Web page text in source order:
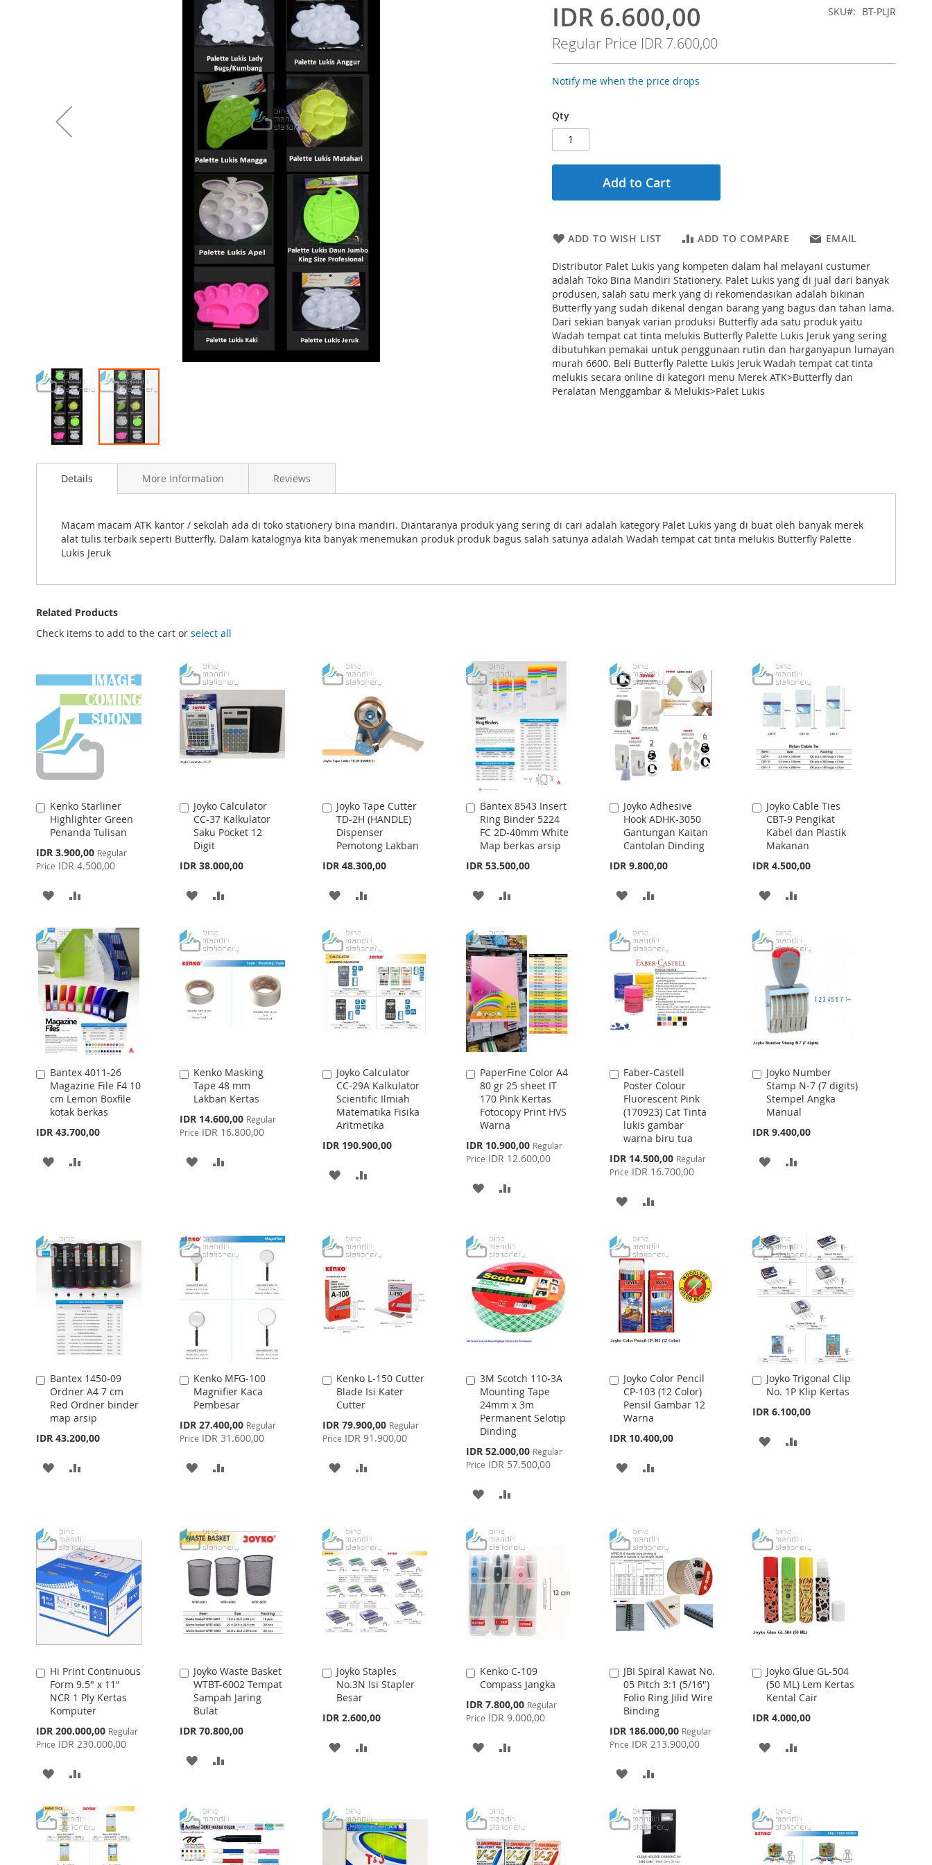
Special
Price
IDR 6.600,00
Regular Price IDR 7.600,00
SKU BT-PLJR
Notify me when the price drops
Qty
Add to Cart
ADD TO WISH LIST ADD TO COMPARE EMAIL
Distributor Palet Lukis yang kompeten dalam hal melayani custumer
adalah Toko Bina Mandiri Stationery. Palet Lukis yang di jual dari banyak
produsen, salah satu merk yang di rekomendasikan adalah bikinan
Butterfly yang sudah dikenal dengan barang yang bagus dan tahan lama.
Dari sekian banyak varian produksi Butterfly ada satu produk yaitu
Wadah tempat cat tinta melukis Butterfly Palette Lukis Jeruk yang sering
dibutuhkan pemakai untuk penggunaan rutin dan harganyapun lumayan
murah 6600. Beli Butterfly Palette Lukis Jeruk Wadah tempat cat tinta
melukis secara online di kategori menu Merek ATK>Butterfly dan
Peralatan Menggambar & Melukis>Palet Lukis
to
images
gallery
Details
Macam macam ATK kantor / sekolah ada di toko stationery bina mandiri. Diantaranya produk yang sering di cari adalah kategory Palet Lukis yang di buat oleh banyak merek
alat tulis terbaik seperti Butterfly. Dalam katalognya kita banyak menemukan produk produk bagus salah satunya adalah Wadah tempat cat tinta melukis Butterfly Palette
Lukis Jeruk
More Information Reviews
Related Products
Check items to add to the cart or select all
Kenko Starliner
Highlighter Green
Penanda Tulisan
Special
Price
IDR 3.900,00 Regular
Price IDR 4.500,00
Add
to
Cart
ADD
WISH
LIST
COMPARE
Joyko Calculator
CC-37 Kalkulator
Saku Pocket 12
Digit
IDR 38.000,00
Add
to
Cart
ADD
WISH
LIST
COMPARE
Joyko Tape Cutter
TD-2H (HANDLE)
Dispenser
Pemotong Lakban
IDR 48.300,00
Add
to
Cart
ADD
WISH
LIST
COMPARE
Bantex 8543 Insert
Ring Binder 5224
FC 2D-40mm White
Map berkas arsip
IDR 53.500,00
Add
to
Cart
ADD
WISHCOMPARE
Joyko Adhesive
Hook ADHK-3050
Gantungan Kaitan
Cantolan Dinding
IDR 9.800,00
Add
to
Cart
ADD
WISH
LIST
COMPARE
Joyko Cable Ties
CBT-9 Pengikat
Kabel dan Plastik
Makanan
IDR 4.500,00
Add
to
Cart
ADD
WISH
LIST
COMPARE
Bantex 4011-26
Magazine File F4 10
cm Lemon Boxfile
kotak berkas
IDR 43.700,00
Add
to
Cart
ADD
LIST
Kenko Masking
Tape 48 mm
Lakban Kertas
Special
Price
IDR 14.600,00 Regular
Price IDR 16.800,00
Add
to
Cart
ADD
LIST
Joyko Calculator
CC-29A Kalkulator
Scientific Ilmiah
Matematika Fisika
Aritmetika
IDR 190.900,00
Add
to
Cart
ADD
LIST
PaperFine Color A4
80 gr 25 sheet IT
170 Pink Kertas
Fotocopy Print HVS
Warna
Special
Price
IDR 10.900,00 Regular
Price IDR 12.600,00
Add
to
Cart
ADD
WISH
LIST
Faber-Castell
Poster Colour
Fluorescent Pink
(170923) Cat Tinta
lukis gambar
warna biru tua
Special
Price
IDR 14.500,00 Regular
Price IDR 16.700,00
Add
to
Cart
ADD
WISH
LIST
COMPARE
Joyko Number
Stamp N-7 (7 digits)
Stempel Angka
Manual
IDR 9.400,00
Add
to
Cart
ADD
LIST
Bantex 1450-09
Ordner A4 7 cm
Red Ordner binder
map arsip
IDR 43.200,00
Add
to
Cart
ADD
LIST
Kenko MFG-100
Magnifier Kaca
Pembesar
Special
Price
IDR 27.400,00 Regular
Price IDR 31.600,00
Add
to
Cart
ADD
LIST
Kenko L-150 Cutter
Blade Isi Kater
Cutter
Special
Price
IDR 79.900,00 Regular
Price IDR 91.900,00
Add
to
Cart
ADD
LIST
3M Scotch 110-3A
Mounting Tape
24mm x 3m
Permanent Selotip
Dinding
Special
Price
IDR 52.000,00 Regular
Price IDR 57.500,00
Add
to
Cart
ADD
WISH
LIST
COMPARE
Joyko Color Pencil
CP-103 (12 Color)
Pensil Gambar 12
Warna
IDR 10.400,00
Add
to
Cart
ADD
LIST
Joyko Trigonal Clip
No. 1P Klip Kertas
IDR 6.100,00
Add
to
ADD
Hi Print Continuous
Form 9.5" x 11"
NCR 1 Ply Kertas
Komputer
Special
Price
IDR 200.000,00 Regular
Price IDR 230.000,00
Add
to
Cart
ADD
WISH
LIST
COMPARE
Joyko Waste Basket
WTBT-6002 Tempat
Sampah Jaring
Bulat
IDR 70.800,00
Add
to
Cart
ADD
WISH
LIST
Joyko Staples
No.3N Isi Stapler
Besar
IDR 2.600,00
Add
to
Cart
ADD
LIST
Kenko C-109
Compass Jangka
Special
Price
IDR 7.800,00 Regular
Price IDR 9.000,00
Add
to
ADD
LIST
JBI Spiral Kawat No.
05 Pitch 3:1 (5/16")
Folio Ring Jilid Wire
Binding
Special
Price
IDR 186.000,00 Regular
Price IDR 213.900,00
Add
to
Cart
ADD
WISHCOMPARE
Joyko Glue GL-504
(50 ML) Lem Kertas
Kental Cair
IDR 4.000,00
Add
to
Cart
ADD
LIST